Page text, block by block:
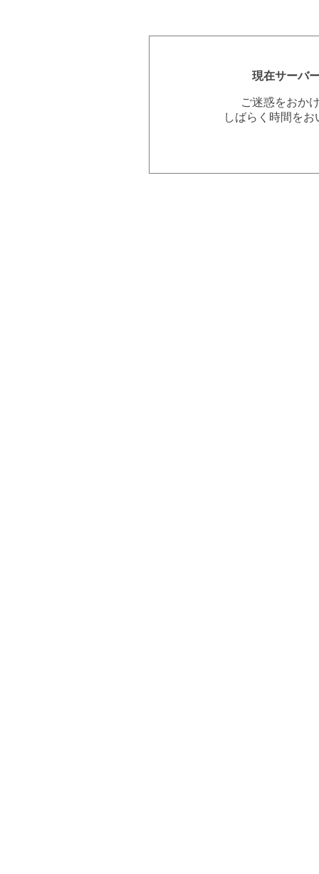
現在サーバ
ご迷惑をおか
しばらく時間を